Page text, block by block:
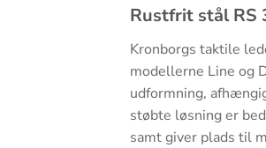
Rustfrit stål RS
Kronborgs taktile
modellerne Line og
udformning,
støbte løsning er
samt giver plads til